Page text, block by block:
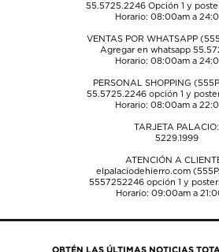
55.5725.2246Opción 1 y
Horario: 08:00am a
VENTAS POR WHATSAPP
Agregar en whatsapp
Horario: 08:00am a
PERSONAL SHOPPING
55.5725.2246opción 1 y
Horario: 08:00am a
TARJETA PALACIO:
5229.1999
ATENCIÓN A
elpalaciodehierro.com
5557252246opción 1 y
Horario: 09:00am a
OBTÉN LAS ÚLTIMAS NOTICIAS